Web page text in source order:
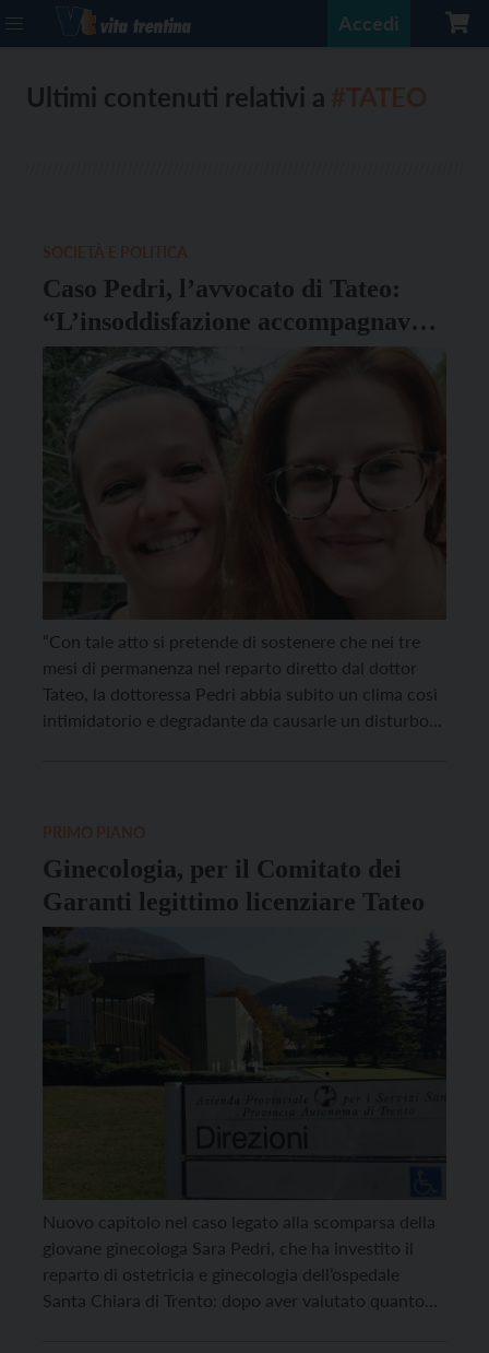
Accedi
Ultimi contenuti relativi a
Caso Pedri, l’avvocato di Tateo:
“L’insoddisfazione accompagnava
Sara in ogni contesto lavorativo”
“Con tale atto si pretende di sostenere che nei tre
mesi di permanenza nel reparto diretto dal dottor
Tateo, la dottoressa Pedri abbia subito un clima così
intimidatorio e degradante da causarle un disturbo
Ginecologia, per il Comitato dei
Garanti legittimo licenziare Tateo
Nuovo capitolo nel caso legato alla scomparsa della
giovane ginecologa Sara Pedri, che ha investito il
reparto di ostetricia e ginecologia dell’ospedale
Santa Chiara di Trento: dopo aver valutato quanto